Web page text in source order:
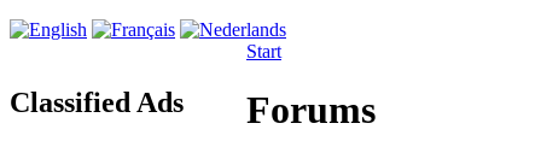
Classified Ads
Start
Forums